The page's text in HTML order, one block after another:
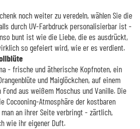
noch weiter zu veredeln, wählen Sie die
durch UV-Farbdruck personalisierbar ist -
bunt ist wie die Liebe, die es ausdrückt,
so gefeiert wird, wie er es verdient.
- frische und ätherische Kopfnoten, ein
und Maiglöckchen, auf einem
aus weißem Moschus und Vanille. Die
Cocooning-Atmosphäre der kostbaren
an ihrer Seite verbringt - zärtlich,
wie ihr eigener Duft.